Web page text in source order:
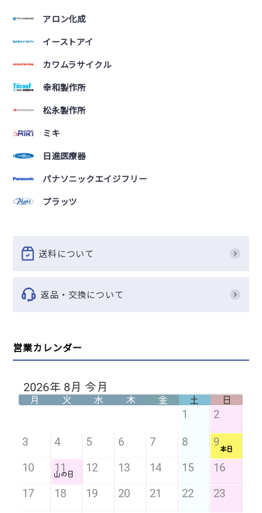
アロン化成
イーストアイ
カワムラサイクル
幸和製作所
松永製作所
ミキ
日進医療器
パナソニックエイジフリー
プラッツ
送料について
返品・交換について
営業カレンダー